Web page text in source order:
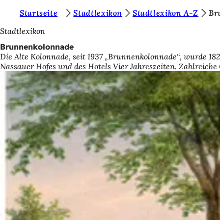
Inhalt anspringen
i
e
b
e
d
e
c
Startseite Stadtlexikon Stadtlexikon A-Z
Stadtlexikon
Brunnenkolonnade
Die Alte Kolonnade, seit 1937 „Brunnenkolonnade“, wurde
Nassauer Hofes und des Hotels Vier Jahreszeiten.